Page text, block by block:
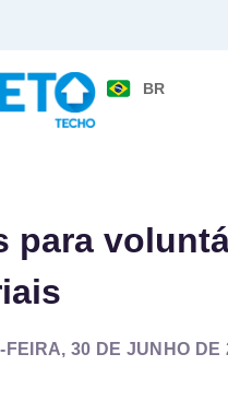
BR
para
FEIRA, 30 DE JUNHO DE